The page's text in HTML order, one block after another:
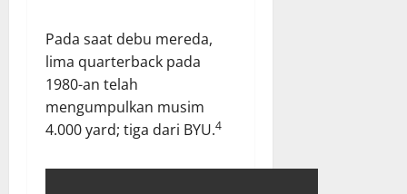
Pada saat debu mereda,
lima quarterback pada
1980-an telah
mengumpulkan musim
4.000 yard; tiga dari BYU.4